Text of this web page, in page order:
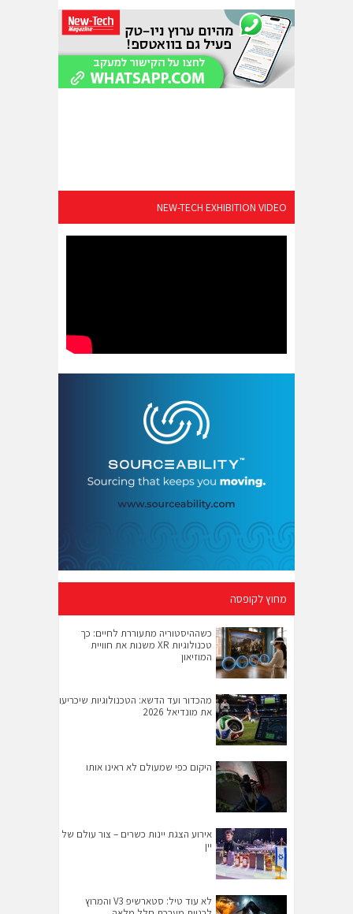
NEW-TECH EXHIBITION VIDEO
מחוץ לקופסה
כשההיסטוריה מתעוררת לחיים: כך
טכנולוגיות XR משנות את חוויית
המוזיאון
מהכדור ועד הדשא: הטכנולוגיות שיכריעו
את מונדיאל 2026
היקום כפי שמעולם לא ראינו אותו
אירוע הצגת יינות כשרים – צור עולם של
יין
לא עוד טיל: סטארשיפ V3 והמרוץ